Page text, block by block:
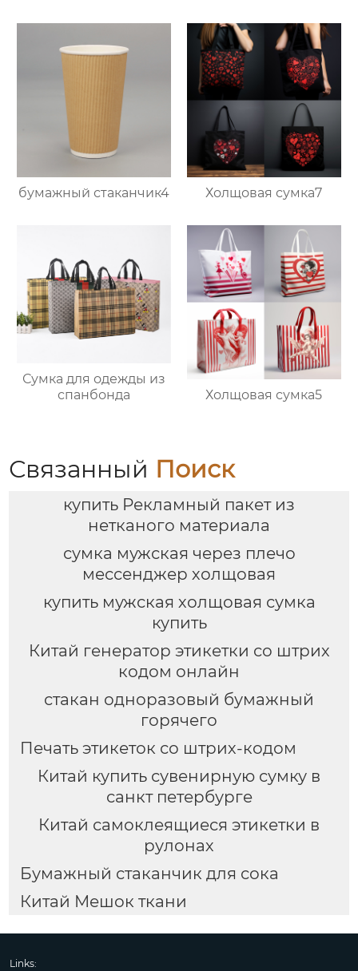
бумажный стаканчик4 Холщовая сумка7
Сумка для одежды из
спанбонда
Холщовая сумка5
Связанный Поиск
купить Рекламный пакет из
нетканого материала
сумка мужская через плечо
мессенджер холщовая
купить мужская холщовая сумка
купить
Китай генератор этикетки со штрих
кодом онлайн
стакан одноразовый бумажный
горячего
Печать этикеток со штрих-кодом
Китай купить сувенирную сумку в
санкт петербурге
Китай самоклеящиеся этикетки в
рулонах
Бумажный стаканчик для сока
Китай Мешок ткани
Links: